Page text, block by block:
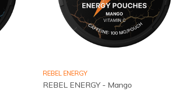
REBEL ENERGY
REBEL ENERGY - Mango